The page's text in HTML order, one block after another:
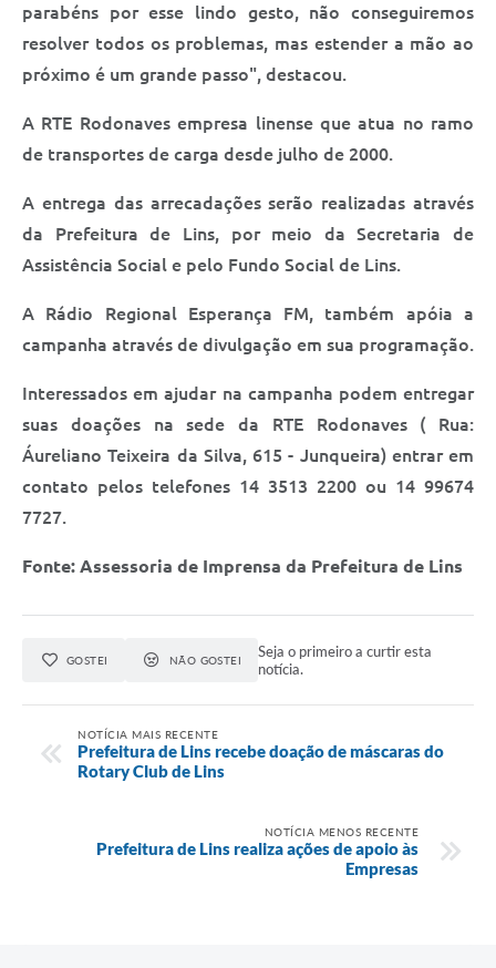
parabéns por esse lindo gesto, não conseguiremos
resolver todos os problemas, mas estender a mão ao
próximo é um grande passo", destacou.
A RTE Rodonaves empresa linense que atua no ramo
de transportes de carga desde julho de 2000.
A entrega das arrecadações serão realizadas através
da Prefeitura de Lins, por meio da Secretaria de
Assistência Social e pelo Fundo Social de Lins.
A Rádio Regional Esperança FM, também apóia a
campanha através de divulgação em sua programação.
Interessados em ajudar na campanha podem entregar
suas doações na sede da RTE Rodonaves ( Rua:
Áureliano Teixeira da Silva, 615 - Junqueira) entrar em
contato pelos telefones 14 3513 2200 ou 14 99674
7727.
Fonte: Assessoria de Imprensa da Prefeitura de Lins
GOSTEI NÃO GOSTEI
Seja o primeiro a curtir esta
notícia.
NOTÍCIA MAIS RECENTE
Prefeitura de Lins recebe doação de máscaras do
Rotary Club de Lins
NOTÍCIA MENOS RECENTE
Prefeitura de Lins realiza ações de apoio às
Empresas